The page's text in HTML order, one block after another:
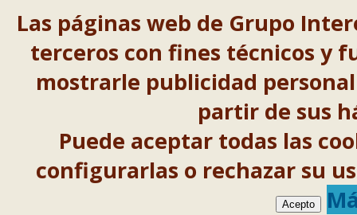
Las páginas web de Grupo
terceros con fines técnicos y
mostrarle publicidad
partir de sus
Puede aceptar todas las
configurarlas o rechazar su
Acepto